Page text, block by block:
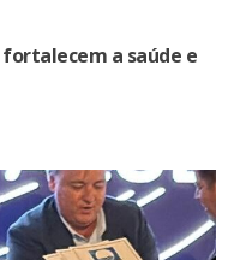
fortalecem a saúde e